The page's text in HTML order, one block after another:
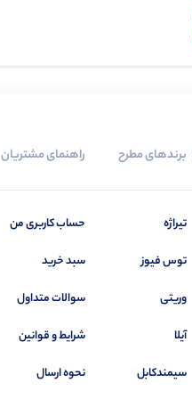
برندهای مطرح
تیراژه
توس فیوز
وریتی
آیلا
سیمندکابل
راهنمای مشتریان
حساب کاربری من
سبد خرید
سوالات متداول
شرایط و قوانین
نحوه ارسال